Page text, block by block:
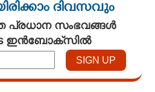
ദിവസവും
പ്രധാന സംഭവങ്ങൾ
ഇൻബോക്സിൽ